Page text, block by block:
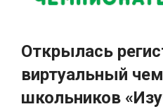
Открылась
виртуальный
школьников